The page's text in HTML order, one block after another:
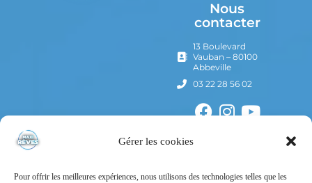
Gérer les cookies
Pour offrir les meilleures expériences, nous utilisons des technologies telles que les
Nous
contacter
13 Boulevard
Vauban – 80100
Abbeville
03 22 28 56 02